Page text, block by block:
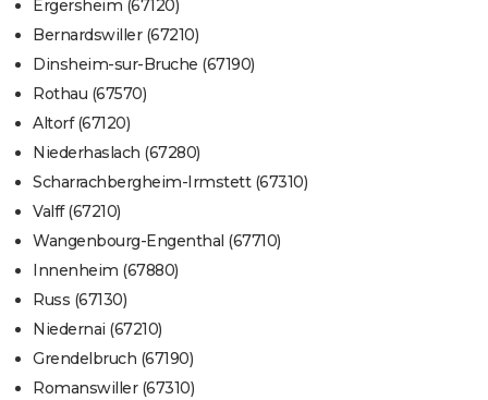
Ergersheim (67120)
Bernardswiller (67210)
Dinsheim-sur-Bruche (67190)
Rothau (67570)
Altorf (67120)
Niederhaslach (67280)
Scharrachbergheim-Irmstett (67310)
Valff (67210)
Wangenbourg-Engenthal (67710)
Innenheim (67880)
Russ (67130)
Niedernai (67210)
Grendelbruch (67190)
Romanswiller (67310)